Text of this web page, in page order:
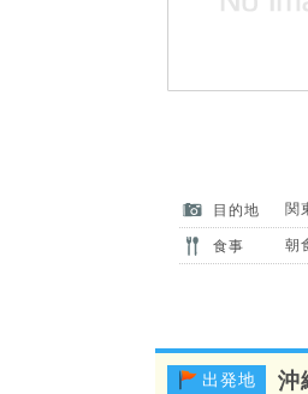
目的地 関
食事 朝
出発地 沖